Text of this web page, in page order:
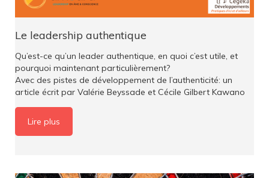
Le leadership authentique
Qu’est-ce qu’un leader authentique, en quoi c’est utile, et
pourquoi maintenant particulièrement?
Avec des pistes de développement de l’authenticité: un
article écrit par Valérie Beyssade et Cécile Gilbert Kawano
Lire plus